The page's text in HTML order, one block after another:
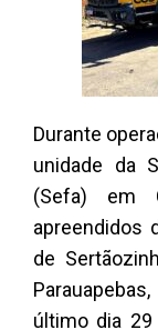
Durante
unidade da
(Sefa) em
apreendidos
de
último dia 29